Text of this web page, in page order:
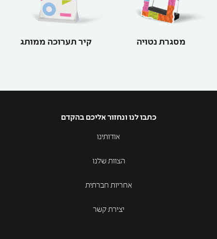
מסגרת נטויה קיר תערוכה ממותג
כתבו לנו ונחזור אליכם בהקדם
אודותינו
הצוות שלנו
אחריות חברתית
יצירת קשר